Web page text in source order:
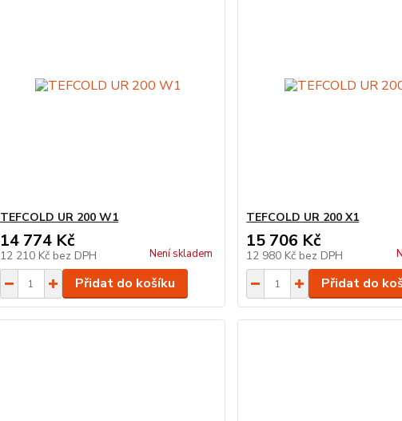
TEFCOLD UR 200 W1
14 774 Kč
12 210 Kč bez DPH Není skladem
Přidat do košíku
TEFCOLD UR 200 X1
15 706 Kč
12 980 Kč bez DPH
Přidat do